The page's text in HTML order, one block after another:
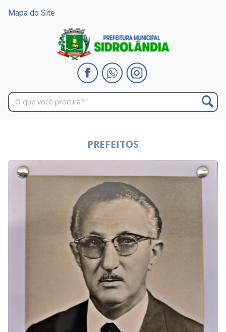
Mapa do Site
PREFEITOS